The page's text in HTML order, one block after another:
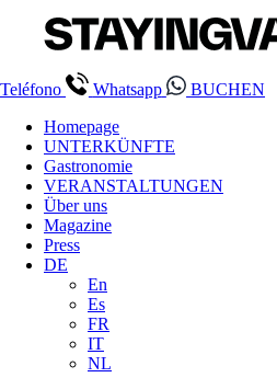
Teléfono Whatsapp
BUCHEN
Homepage
UNTERKÜNFTE
Gastronomie
VERANSTALTUNGEN
Über uns
Magazine
Press
DE
En
Es
FR
IT
NL